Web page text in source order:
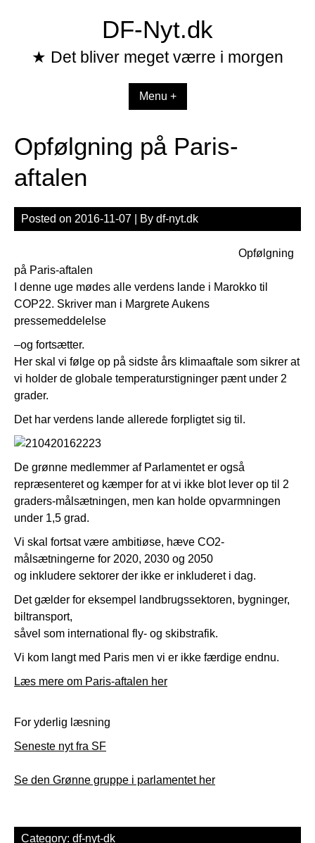
DF-Nyt.dk
★ Det bliver meget værre i morgen
Menu +
Opfølgning på Paris-
aftalen
Posted on 2016-11-07 | By df-nyt.dk
Opfølgning
på Paris-aftalen
I denne uge mødes alle verdens lande i Marokko til
COP22. Skriver man i Margrete Aukens
pressemeddelelse
–og fortsætter.
Her skal vi følge op på sidste års klimaaftale som sikrer at
vi holder de globale temperaturstigninger pænt under 2
grader.
Det har verdens lande allerede forpligtet sig til.
De grønne medlemmer af Parlamentet er også
repræsenteret og kæmper for at vi ikke blot lever op til 2
graders-målsætningen, men kan holde opvarmningen
under 1,5 grad.
Vi skal fortsat være ambitiøse, hæve CO2-
målsætningerne for 2020, 2030 og 2050
og inkludere sektorer der ikke er inkluderet i dag.
Det gælder for eksempel landbrugssektoren, bygninger,
biltransport,
såvel som international fly- og skibstrafik.
Vi kom langt med Paris men vi er ikke færdige endnu.
Læs mere om Paris-aftalen her
For yderlig læsning
Seneste nyt fra SF
Se den Grønne gruppe i parlamentet her
Category: df-nyt-dk